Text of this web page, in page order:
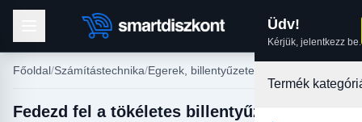
Üdv!
Kérjük, jelentkezz be.
Termék
Főoldal Számítástechnika Egerek, billentyűzetek
Fedezd fel a tökéletes billentyűzetet –